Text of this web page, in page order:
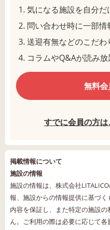
気になる施設を自分
問い合わせ時に一部
送迎有無などのこだわ
コラムやQ&Aが読み放
無料
すでに会員の方
掲載情報について
施設の情報
施設の情報は、株式会社
報、施設からの情報提供に基づ
内容を保証し、また特定の施設
ん。ご利用の際は必要に応じて